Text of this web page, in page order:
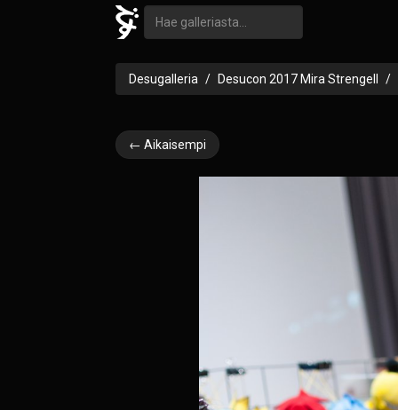
Desugalleria Desucon 2017 Mira Strengell
← Aikaisempi